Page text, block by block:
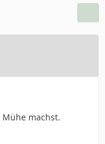
machst.